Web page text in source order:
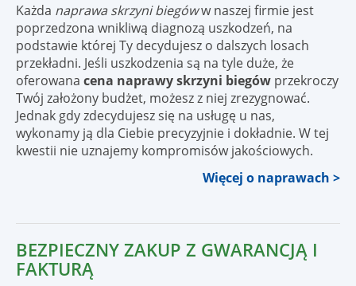
Każda naprawa skrzyni biegóww naszej firmie jest
poprzedzona wnikliwą diagnozą uszkodzeń, na
podstawie której Ty decydujesz o dalszych losach
przekładni. Jeśli uszkodzenia są na tyle duże, że
oferowana cena naprawy skrzyni biegów przekroczy
Twój założony budżet, możesz z niej zrezygnować.
Jednak gdy zdecydujesz się na usługę u nas,
wykonamy ją dla Ciebie precyzyjnie i dokładnie. W tej
kwestii nie uznajemy kompromisów jakościowych.
Więcej o naprawach >
BEZPIECZNY ZAKUP Z GWARANCJĄ I
FAKTURĄ